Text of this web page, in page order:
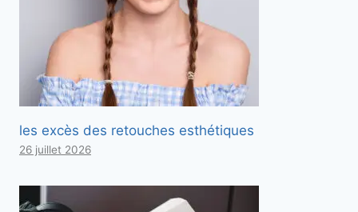
les excès des retouches esthétiques
26 juillet 2026